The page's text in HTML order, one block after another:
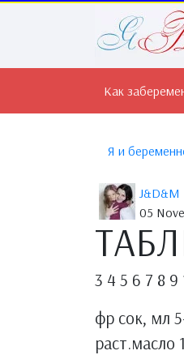
Как
Я и
J&D&M
05
3 4 5 6 7 8 9
фр сок, мл
раст.масло